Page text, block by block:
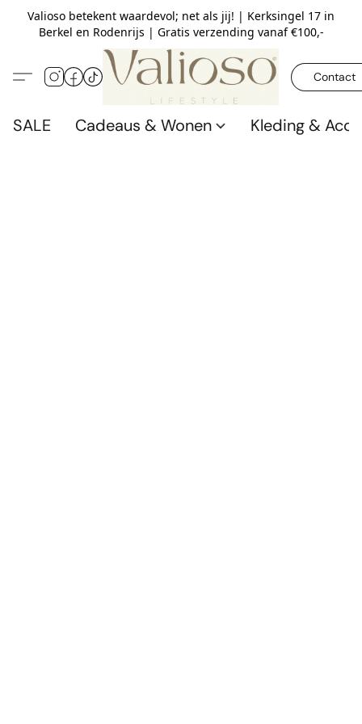
Valioso betekent waardevol; net als jij! | Kerksingel 17 in
Berkel en Rodenrijs | Gratis verzending vanaf €100,-
Contact
SALE Cadeaus & Wonen Kleding &